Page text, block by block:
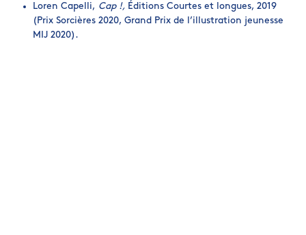
Loren Capelli, Cap !, Éditions Courtes et longues, 2019
(Prix Sorcières 2020, Grand Prix de l’illustration jeunesse
MIJ 2020).